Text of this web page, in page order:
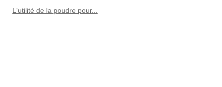
L'utilité de la poudre pour...